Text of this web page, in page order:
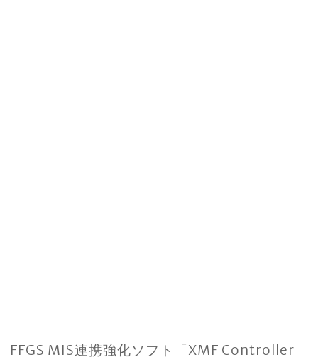
FFGS MIS連携強化ソフト「XMF Controller」